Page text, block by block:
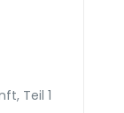
Teil 1